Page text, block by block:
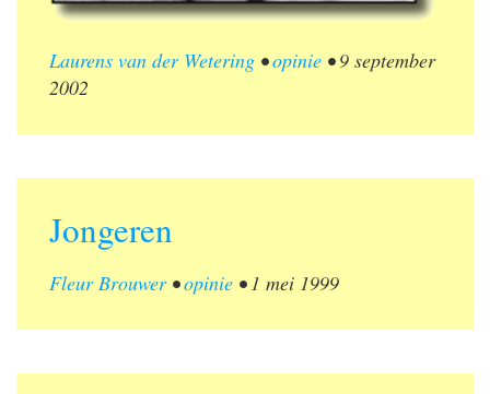
Laurens van der Wetering •opinie •9 september
2002
Jongeren
Fleur Brouwer•opinie •1 mei 1999